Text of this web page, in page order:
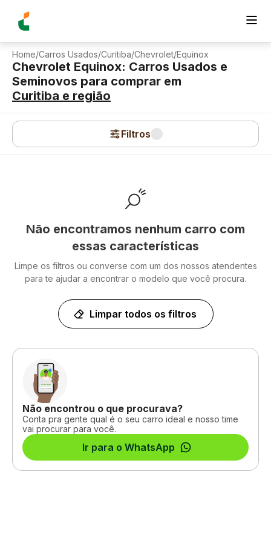
Home/Carros Usados/Curitiba/Chevrolet/Equinox
Chevrolet Equinox: Carros Usados e
Seminovos para comprar em
Curitiba e região
Filtros
Não encontramos nenhum carro com
essas características
Limpe os filtros ou converse com um dos nossos atendentes
para te ajudar a encontrar o modelo que você procura.
Limpar todos os filtros
Não encontrou o que procurava?
Conta pra gente qual é o seu carro ideal e nosso time
vai procurar para você.
Ir para o WhatsApp